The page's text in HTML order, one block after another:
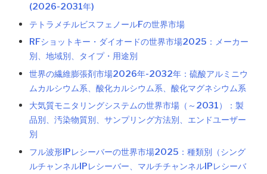
(2026-2031年)
テトラメチルビスフェノールFの世界市場
RFショットキー・ダイオードの世界市場2025：メーカー
別、地域別、タイプ・用途別
世界の繊維膨張剤市場2026年-2032年：硫酸アルミニウ
ムカルシウム系、酸化カルシウム系、酸化マグネシウム系
大気質モニタリングシステムの世界市場（～2031）：製
品別、汚染物質別、サンプリング方法別、エンドユーザー
別
フル波形IPレシーバーの世界市場2025：種類別（シング
ルチャンネルIPレシーバー、マルチチャンネルIPレシーバ